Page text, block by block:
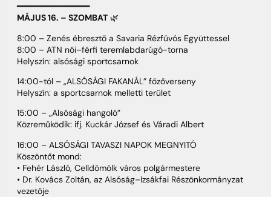
━━━━━━━━━━━━━━━
MÁJUS 16. – SZOMBAT 🌿
8:00 – Zenés ébresztő a Savaria Rézfúvós Együttessel
8:00 – ATN női–férfi teremlabdarúgó-torna
Helyszín: alsósági sportcsarnok
14:00-tól – „ALSÓSÁGI FAKANÁL” főzőverseny
Helyszín: a sportcsarnok melletti terület
15:00 – „Alsósági hangoló”
Közreműködik: ifj. Kuckár József és Váradi Albert
16:00 – ALSÓSÁGI TAVASZI NAPOK MEGNYITÓ
Köszöntőt mond:
• Fehér László, Celldömölk város polgármestere
• Dr. Kovács Zoltán, az Alsóság–Izsákfai Részönkormányzat
vezetője